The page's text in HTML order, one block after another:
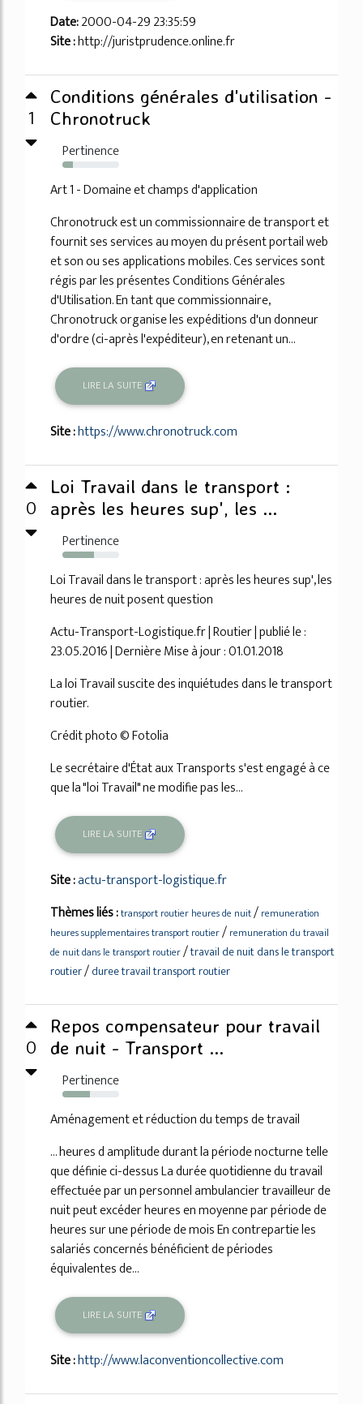
Date:2000-04-29 23:35:59
Site :http://juristprudence.online.fr
1
Conditions générales d'utilisation -
Chronotruck
Pertinence
19%
Art 1 - Domaine et champs d'application
Chronotruck est un commissionnaire de transport et
fournit ses services au moyen du présent portail web
et son ou ses applications mobiles. Ces services sont
régis par les présentes Conditions Générales
d'Utilisation. En tant que commissionnaire,
Chronotruck organise les expéditions d'un donneur
d'ordre (ci-après l'expéditeur), en retenant un...
LIRE LA SUITE
Site :https://www.chronotruck.com
0
Loi Travail dans le transport :
après les heures sup', les ...
Pertinence
56%
Loi Travail dans le transport : après les heures sup', les
heures de nuit posent question
Actu-Transport-Logistique.fr | Routier | publié le :
23.05.2016 | Dernière Mise à jour : 01.01.2018
La loi Travail suscite des inquiétudes dans le transport
routier.
Crédit photo © Fotolia
Le secrétaire d'État aux Transports s'est engagé à ce
que la "loi Travail" ne modifie pas les...
LIRE LA SUITE
Site :actu-transport-logistique.fr
Thèmes liés :transport routier heures de nuit/ remuneration
heures supplementaires transport routier/ remuneration du travail
de nuit dans le transport routier/travail de nuit dans le transport
routier/duree travail transport routier
0
Repos compensateur pour travail
de nuit - Transport ...
Pertinence
48%
Aménagement et réduction du temps de travail
... heures d amplitude durant la période nocturne telle
que définie ci-dessus La durée quotidienne du travail
effectuée par un personnel ambulancier travailleur de
nuit peut excéder heures en moyenne par période de
heures sur une période de mois En contrepartie les
salariés concernés bénéficient de périodes
équivalentes de...
LIRE LA SUITE
Site :http://www.laconventioncollective.com